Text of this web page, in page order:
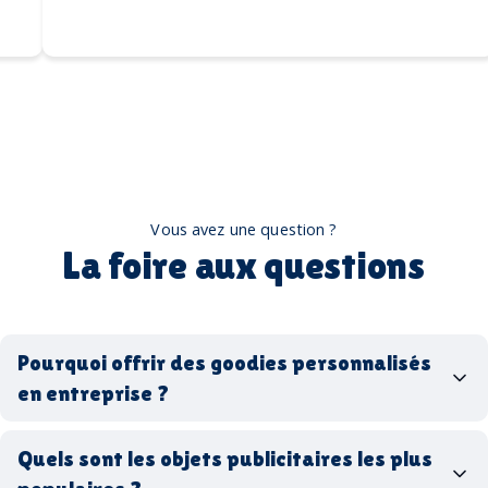
Vous avez une question ?
La foire aux questions
Pourquoi offrir des goodies personnalisés
en entreprise ?
goodies personnalisés
Quels sont les objets publicitaires les plus